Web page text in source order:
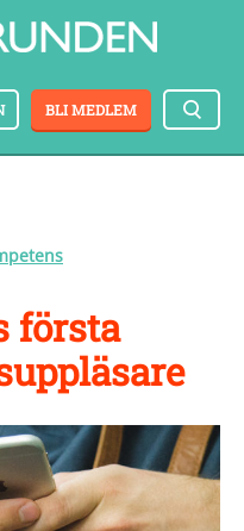
BLI MEDLEM
första